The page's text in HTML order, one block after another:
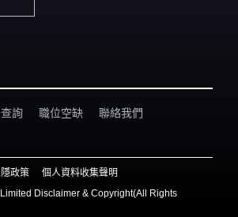
詢 職位空缺 聯絡我們
政策
個人資料收集聲明
Disclaimer & Copyright(All Rights